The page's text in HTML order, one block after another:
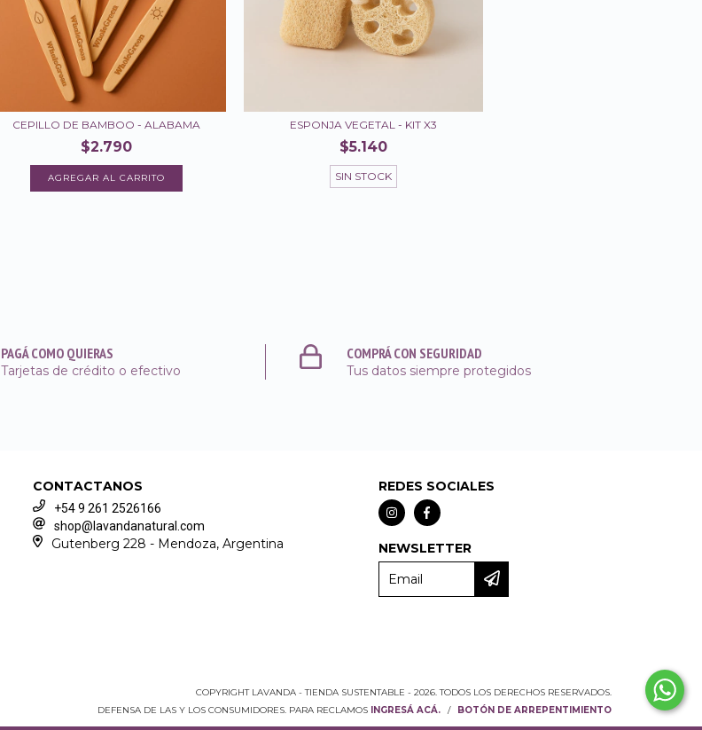
CEPILLO DE BAMBOO - ALABAMA
$2.790
AGREGAR AL CARRITO
ESPONJA VEGETAL - KIT X3
$5.140
SIN STOCK
PAGÁ COMO QUIERAS
Tarjetas de crédito o efectivo
COMPRÁ CON SEGURIDAD
Tus datos siempre protegidos
CONTACTANOS
+54 9 261 2526166
shop@lavandanatural.com
Gutenberg 228 - Mendoza, Argentina
REDES SOCIALES
NEWSLETTER
COPYRIGHT LAVANDA - TIENDA SUSTENTABLE - 2026. TODOS LOS DERECHOS RESERVADOS.
DEFENSA DE LAS Y LOS CONSUMIDORES. PARA RECLAMOS INGRESÁ ACÁ. / BOTÓN DE ARREPENTIMIENTO